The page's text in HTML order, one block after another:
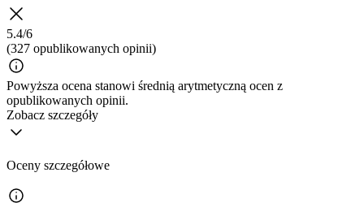
5.4/6
(327 opublikowanych opinii)
Powyższa ocena stanowi średnią arytmetyczną ocen z
opublikowanych opinii.
Zobacz szczegóły
Oceny szczegółowe